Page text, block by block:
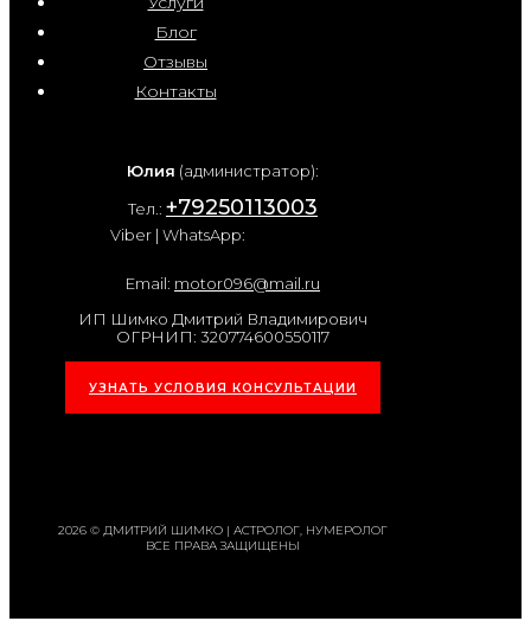
Блог
Отзывы
Контакты
Юлия (администратор):
Тел.: +79250113003
Viber | WhatsApp:
Email: motor096@mail.ru
ИП Шимко Дмитрий Владимирович
ОГРНИП: 320774600550117
УЗНАТЬ УСЛОВИЯ КОНСУЛЬТАЦИИ
2026 © ДМИТРИЙ ШИМКО | АСТРОЛОГ, НУМЕРОЛОГ
ВСЕ ПРАВА ЗАЩИЩЕНЫ